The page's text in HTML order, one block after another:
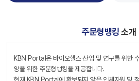
주문형뱅킹 소개
KBN Portal은 바이오헬스 산업 및 연구를 위한
양을 위한 주문형뱅킹을 제공합니다.